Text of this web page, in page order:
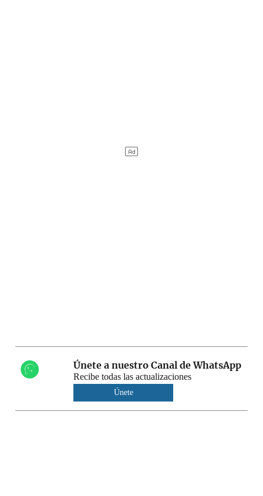
Únete a nuestro Canal de WhatsApp
Recibe todas las actualizaciones
Únete